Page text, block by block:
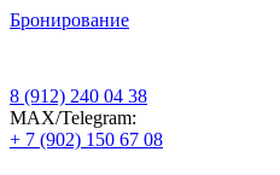
Бронирование
8 (912) 240 04 38
МАХ/Telegram:
+ 7 (902) 150 67 08